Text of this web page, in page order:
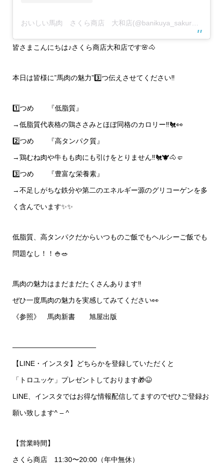
皆さまこんにちは♪さくら商店大和店です🌸🐴
本日は皆様に”馬肉の魅力”3️⃣つ伝えさせてください‼️
1️⃣つめ 『低脂質』
→低脂質代表格の鶏ささみとほぼ同格のカロリー‼︎🐔👀
2️⃣つめ 『高タンパク質』
→鶏むね肉や牛もも肉にも引けをとりません‼️🐔🐮🐴🤛
3️⃣つめ 『豊富な栄養素』
→不足しがちな鉄分や第二のエネルギー源のグリコーゲンを多
く含んでいます✨✨
低脂質、高タンパクだからいつものご飯でもヘルシーご飯でも
問題なし！！🍚🥗
馬肉の魅力はまだまだたくさんあります‼️
ぜひ一度馬肉の魅力を実感してみてください👀
《参照》 馬肉新書 旭屋出版
————————————
【LINE・インスタ】どちらかを登録していただくと
「トロユッケ」プレゼントしております🎁😆
LINE、インスタではお得な情報配信してますのでぜひご登録お
願い致します^ – ^
【営業時間】
さくら商店 11:30〜20:00（年中無休）